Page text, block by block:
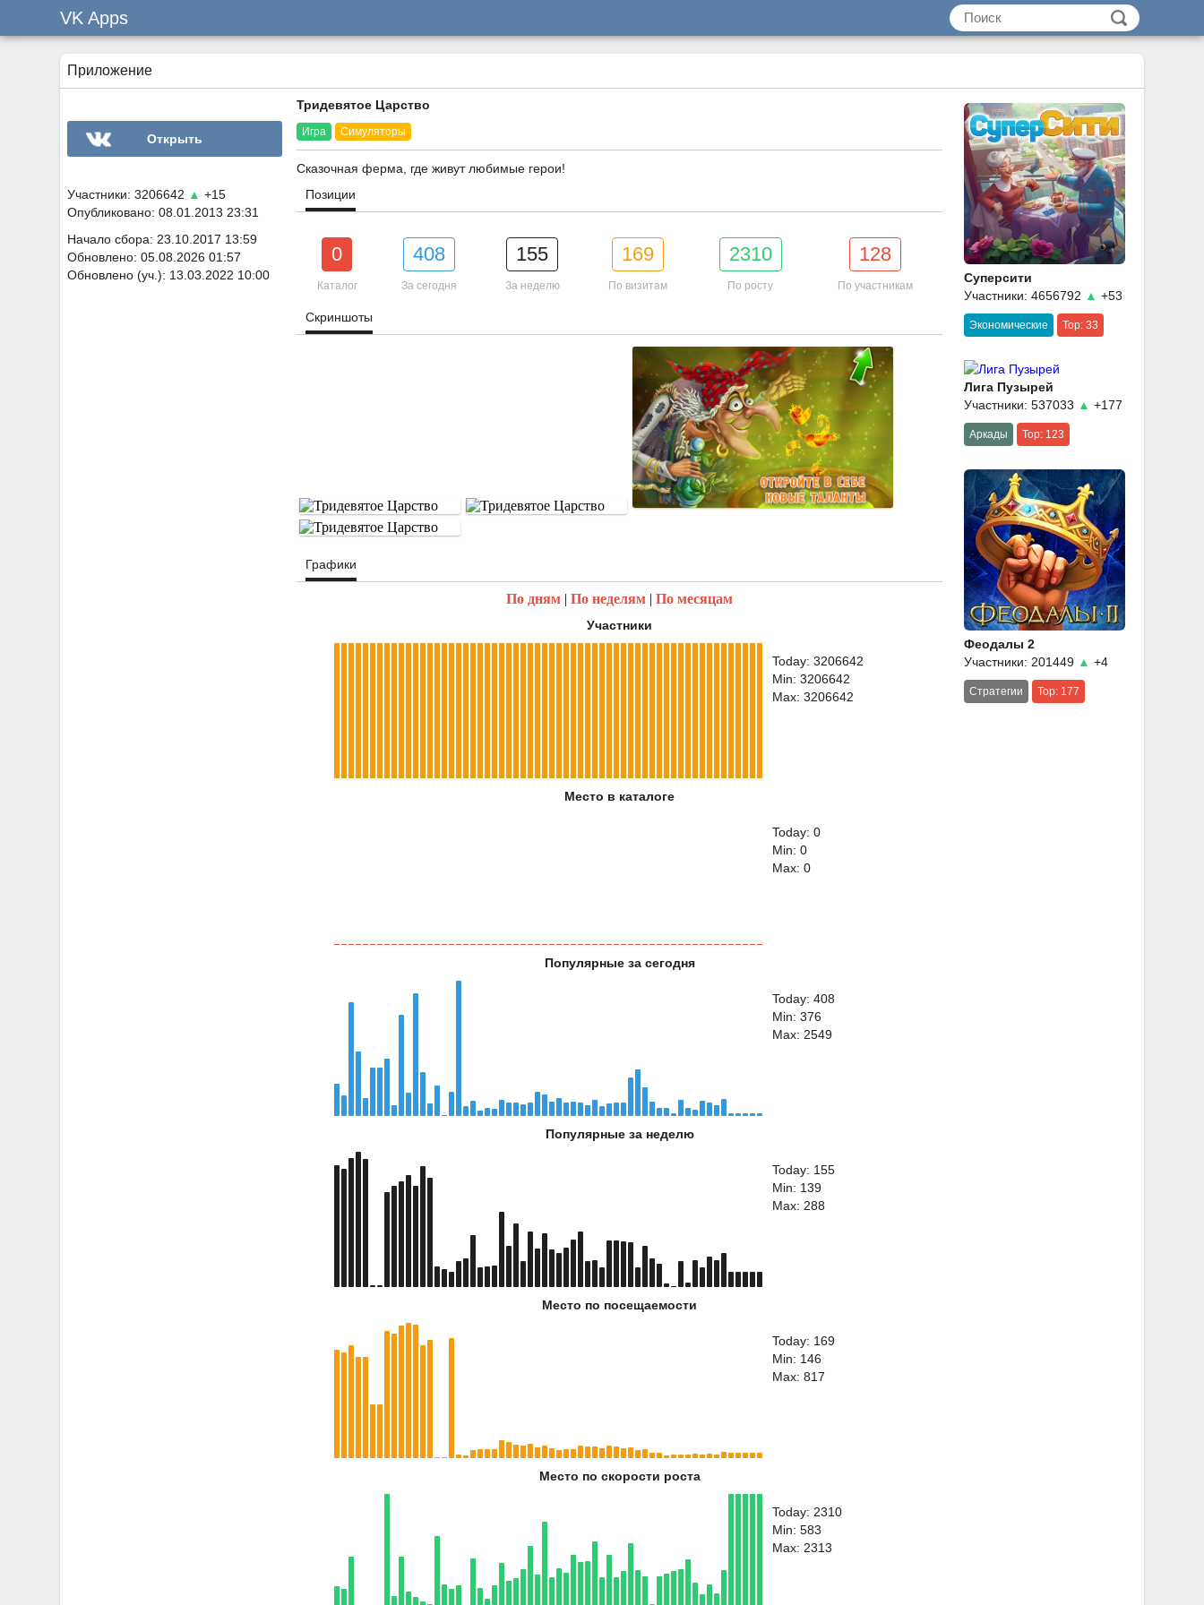
VK Apps
Приложение
Открыть
Участники: 3206642 ▲ +15
Опубликовано: 08.01.2013 23:31
Начало сбора: 23.10.2017 13:59
Обновлено: 05.08.2026 01:57
Обновлено (уч.): 13.03.2022 10:00
Тридевятое Царство
Игра Симуляторы
Сказочная ферма, где живут любимые герои!
Позиции
0
Каталог
408
За сегодня
155
За неделю
169
По визитам
2310
По росту
128
По участникам
Скриншоты
Графики
По дням |По неделям |По месяцам
Участники
Today: 3206642
Min: 3206642
Max: 3206642
Место в каталоге
Today: 0
Min: 0
Max: 0
Популярные за сегодня
Today: 408
Min: 376
Max: 2549
Популярные за неделю
Today: 155
Min: 139
Max: 288
Место по посещаемости
Today: 169
Min: 146
Max: 817
Место по скорости роста
Today: 2310
Min: 583
Max: 2313
Суперсити
Участники: 4656792 ▲ +53
Экономические Top: 33
Лига Пузырей
Участники: 537033 ▲ +177
Аркады Top: 123
Феодалы 2
Участники: 201449 ▲ +4
Стратегии Top: 177